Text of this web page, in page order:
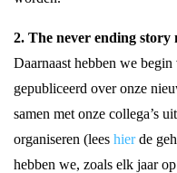
2. The never ending
Daarnaast hebben we
gepubliceerd over onze
samen met onze collega’s
organiseren (lees hierde
hebben we, zoals elk jaar